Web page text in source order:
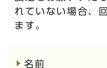
れていない場合、
ます。
名前